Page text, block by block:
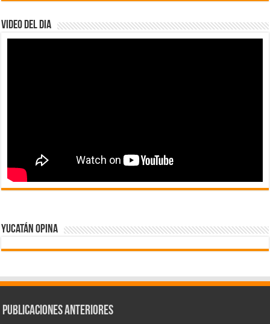
Video del dia
Yucatán Opina
Publicaciones Anteriores